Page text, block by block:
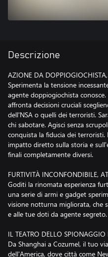
Descrizione
AZIONE DA
Sperimenta la tensione
agente doppiogiochista
affronta decisioni cruciali
dell'NSA o quelli dei terroristi.
chi sabotare. Agisci senza
conquista la fiducia dei
impatto diretto sulla storia e
finali completamente diversi.
FURTIVITÀ INCONFONDIBILE,
Goditi la rinomata esperienza
una serie di armi e gadget
visione notturna migliorata, che
e alle tue doti da agente segreto.
IL TEATRO DELLO
Da Shanghai a Cozumel, il tuo
dell'America, dove città come